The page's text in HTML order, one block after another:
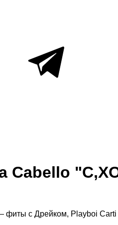
Cabello
фиты с Дрейком, Playboi Carti